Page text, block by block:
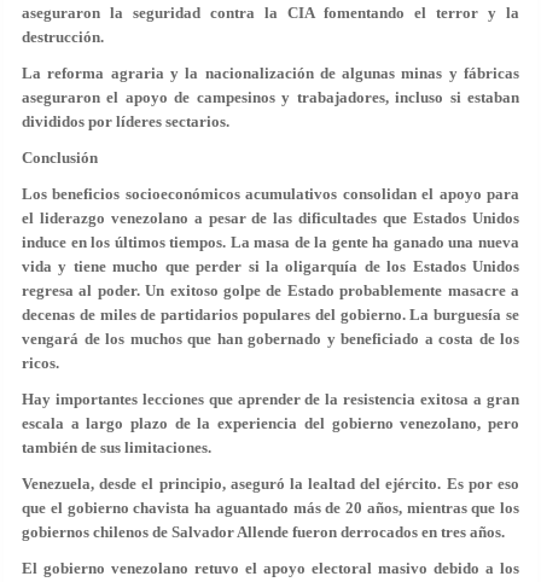
aseguraron la seguridad contra la CIA fomentando el terror y la
destrucción.
La reforma agraria y la nacionalización de algunas minas y fábricas
aseguraron el apoyo de campesinos y trabajadores, incluso si estaban
divididos por líderes sectarios.
Conclusión
Los beneficios socioeconómicos acumulativos consolidan el apoyo para
el liderazgo venezolano a pesar de las dificultades que Estados Unidos
induce en los últimos tiempos. La masa de la gente ha ganado una nueva
vida y tiene mucho que perder si la oligarquía de los Estados Unidos
regresa al poder. Un exitoso golpe de Estado probablemente masacre a
decenas de miles de partidarios populares del gobierno. La burguesía se
vengará de los muchos que han gobernado y beneficiado a costa de los
ricos.
Hay importantes lecciones que aprender de la resistencia exitosa a gran
escala a largo plazo de la experiencia del gobierno venezolano, pero
también de sus limitaciones.
Venezuela, desde el principio, aseguró la lealtad del ejército. Es por eso
que el gobierno chavista ha aguantado más de 20 años, mientras que los
gobiernos chilenos de Salvador Allende fueron derrocados en tres años.
El gobierno venezolano retuvo el apoyo electoral masivo debido a los